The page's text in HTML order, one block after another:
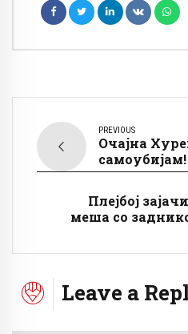
PREVIOUS
Очајна
самоубијам!
Плејбој
меша со
Leave a